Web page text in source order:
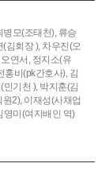
병모(조태천), 류승
(김회장 ), 차우진(오
오연서, 정지소(유
홍비(pk간호사), 김
민기천 ), 박지훈(김
원2), 이재성(사채업
영미(여지배인 역)